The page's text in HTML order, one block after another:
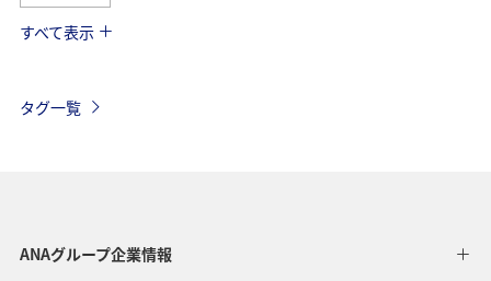
春 福井県
すべて表示
タグ一覧
ANAグループ企業情報